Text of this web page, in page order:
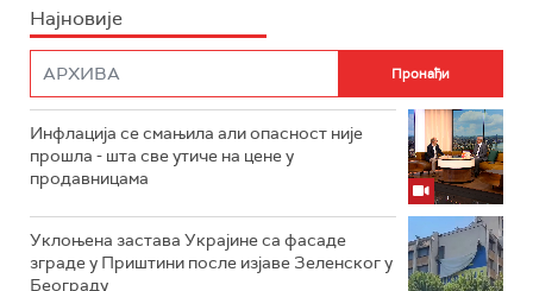
Најновије
Инфлација се смањила али опасност није
прошла - шта све утиче на цене у
продавницама
Уклоњена застава Украјине са фасаде
зграде у Приштини после изјаве Зеленског у
Београду